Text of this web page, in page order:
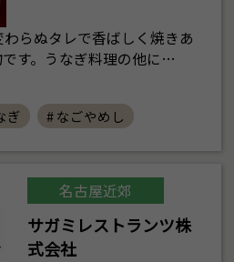
らぬタレで香ばしく焼きあ
す。うなぎ料理の他に…
ぎ # なごやめし
名古屋近郊
サガミレストランツ株
式会社